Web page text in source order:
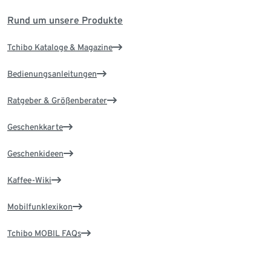
Rund um unsere Produkte
Tchibo Kataloge & Magazine
Bedienungsanleitungen
Ratgeber & Größenberater
Geschenkkarte
Geschenkideen
Kaffee-Wiki
Mobilfunklexikon
Tchibo MOBIL FAQs